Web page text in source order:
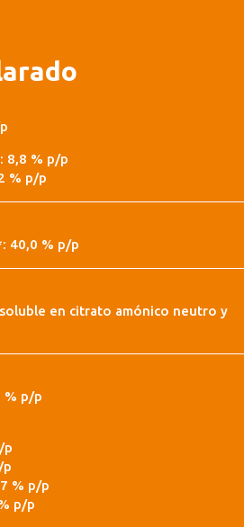
8,8 % p/p
% p/p
40,0 % p/p
en citrato amónico neutro y
% p/p
p
p
% p/p
p/p